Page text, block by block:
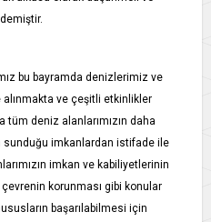
bu bayramda denizlerimiz ve
ve çeşitli etkinlikler
deniz alanlarımızın daha
sunduğu imkanlardan istifade ile
imkan ve kabiliyetlerinin
korunması gibi konular
başarılabilmesi için